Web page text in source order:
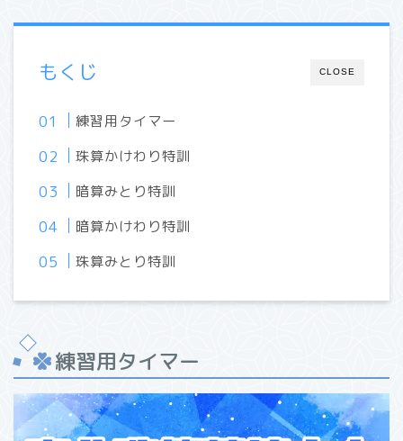
CLOSE
もくじ
練習用タイマー
珠算かけわり特訓
暗算みとり特訓
暗算かけわり特訓
珠算みとり特訓
練習用タイマー